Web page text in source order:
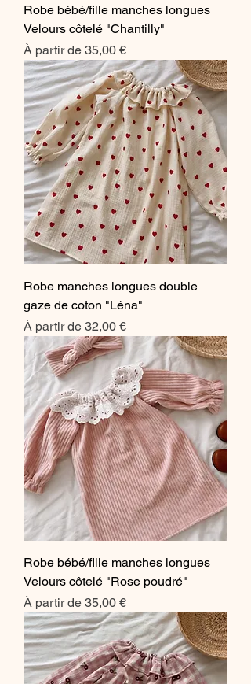
Robe bébé/fille manches longues
Velours côtelé "Chantilly"
À partir de 35,00 €
Prix promotionnel
Robe manches longues double
gaze de coton "Léna"
À partir de 32,00 €
Prix promotionnel
Robe bébé/fille manches longues
Velours côtelé "Rose poudré"
À partir de 35,00 €
Prix promotionnel